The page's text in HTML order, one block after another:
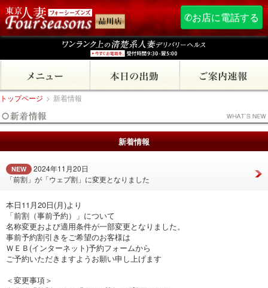
✆お店に電話する
トップページ > 新着情報
新着情報
NEW
2024年11月20日
「前割」が「ウェブ割」に変更となりました
本日11月20日(月)より
「前割（事前予約）」について
名称変更および適用条件が一部変更となりました。
事前予約割引きをご希望のお客様は
ＷＥＢ(インターネット)予約フォームから
ご予約いただきますようお願い申し上げます
＜変更事項＞